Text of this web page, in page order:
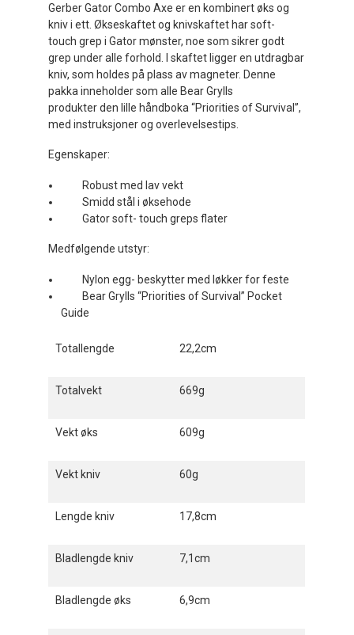
Gerber Gator Combo Axe er en kombinert øks og
kniv i ett. Økseskaftet og knivskaftet har soft-
touch grep i Gator mønster, noe som sikrer godt
grep under alle forhold. I skaftet ligger en utdragbar
kniv, som holdes på plass av magneter. Denne
pakka inneholder som alle Bear Grylls
produkter den lille håndboka “Priorities of Survival”,
med instruksjoner og overlevelsestips.
Egenskaper:
Robust med lav vekt
Smidd stål i øksehode
Gator soft- touch greps flater
Medfølgende utstyr:
Nylon egg- beskytter med løkker for feste
Bear Grylls “Priorities of Survival” Pocket
Guide
Totallengde 22,2cm
Totalvekt 669g
Vekt øks 609g
Vekt kniv 60g
Lengde kniv 17,8cm
Bladlengde kniv 7,1cm
Bladlengde øks 6,9cm